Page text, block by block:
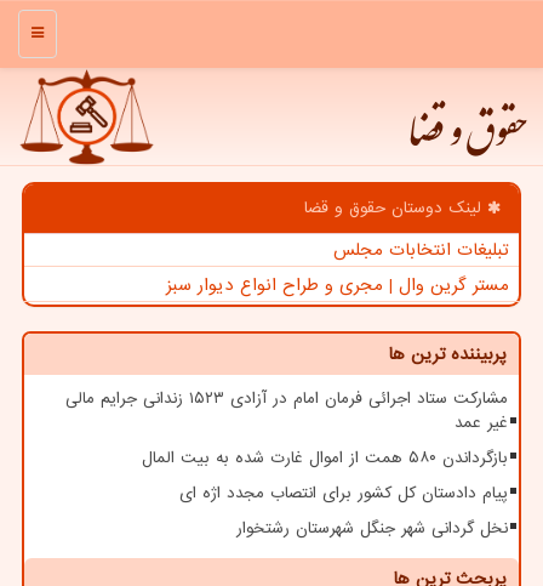
منو
حقوق و قضا
لینک دوستان حقوق و قضا
تبلیغات انتخابات مجلس
مستر گرین وال | مجری و طراح انواع دیوار سبز
پربیننده ترین ها
مشارکت ستاد اجرائی فرمان امام در آزادی ۱۵۲۳ زندانی جرایم مالی
غیر عمد
بازگرداندن ۵۸۰ همت از اموال غارت شده به بیت المال
پیام دادستان کل کشور برای انتصاب مجدد اژه ای
نخل گردانی شهر جنگل شهرستان رشتخوار
پربحث ترین ها